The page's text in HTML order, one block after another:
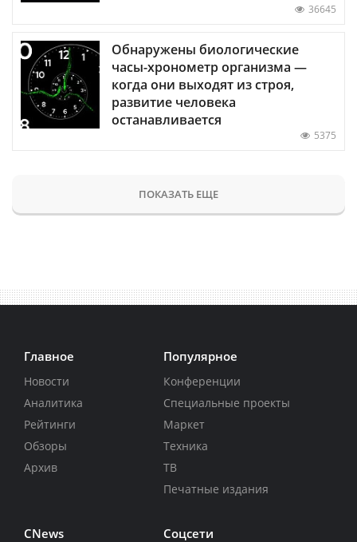
36645
Обнаружены биологические
часы-хронометр организма —
когда они выходят из строя,
развитие человека
останавливается
5375
ПОКАЗАТЬ ЕЩЕ
Главное
Новости
Аналитика
Рейтинги
Обзоры
Архив
Популярное
Конференции
Специальные проекты
Маркет
Техника
ТВ
Печатные издания
CNews Соцсети